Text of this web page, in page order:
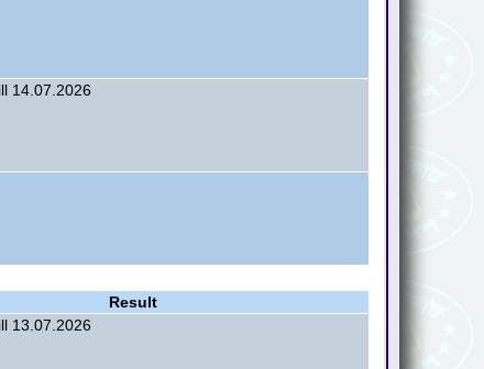
14.07.2026
Result
13.07.2026